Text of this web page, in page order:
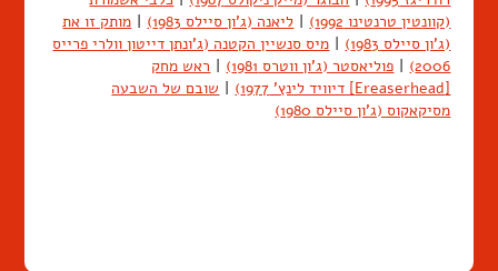
(קוונטין טרנטינו 1992)
| ליאנה (ג'ון סיילס 1983) | מותק זו את
(ג'ון סיילס 1983)
| מיס סנשיין הקטנה (ג'ונתן דייטון וולרי פרייס
2006)
| פוליאסטר (ג'ון ווטרס 1981) | ראש מחק
[Ereaserhead] דיוויד לינץ' 1977)
| שובם של השבעה
מסיקאקוס (ג'ון סיילס 1980)